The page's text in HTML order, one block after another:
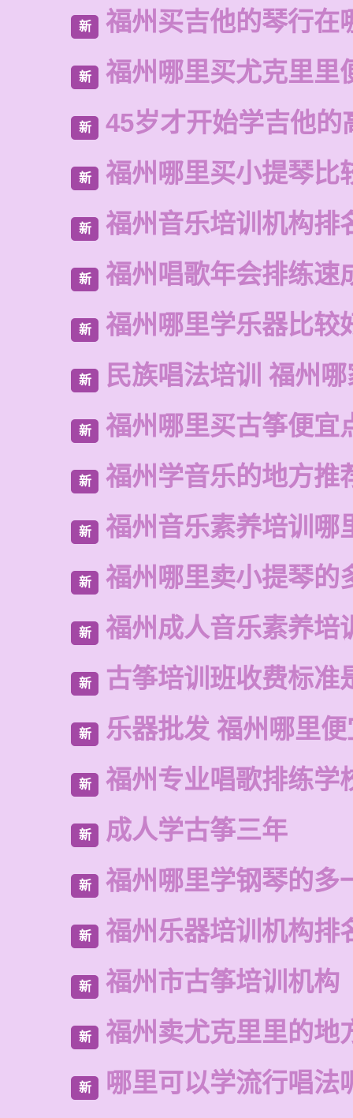
新 福州买吉他的琴行在
新 福州哪里买尤克里里
新 45岁才开始学吉他的
新 福州哪里买小提琴比
新 福州音乐培训机构排
新 福州唱歌年会排练速
新 福州哪里学乐器比较
新 民族唱法培训 福州
新 福州哪里买古筝便宜
新 福州学音乐的地方推
新 福州音乐素养培训哪
新 福州哪里卖小提琴的
新 福州成人音乐素养培
新 古筝培训班收费标准
新 乐器批发 福州哪里
新 福州专业唱歌排练学
新 成人学古筝三年
新 福州哪里学钢琴的多
新 福州乐器培训机构排
新 福州市古筝培训机构
新 福州卖尤克里里的地
新 哪里可以学流行唱法